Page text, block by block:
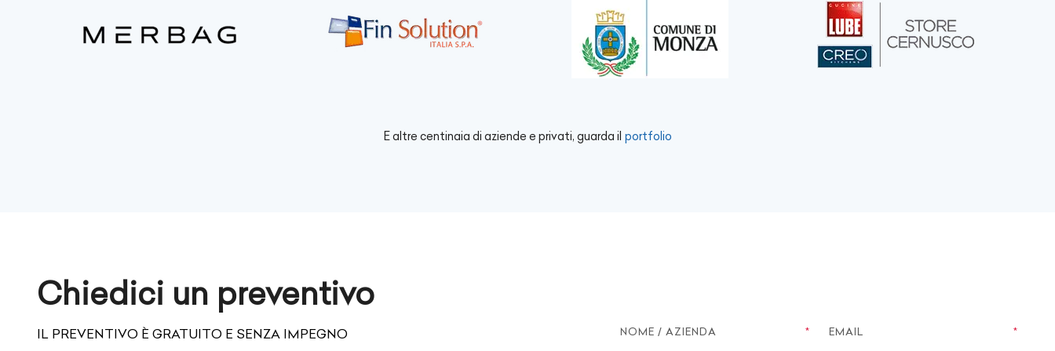
E altre centinaia di aziende e privati, guarda il portfolio
Chiedici un preventivo
IL PREVENTIVO È GRATUITO E SENZA IMPEGNO NOME / AZIENDA EMAIL